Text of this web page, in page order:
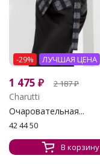
-29% ЛУЧШАЯ ЦЕНА
1 475 ₽ 2 187₽
Charutti
Очаровательная...
42 44 50
В корзину